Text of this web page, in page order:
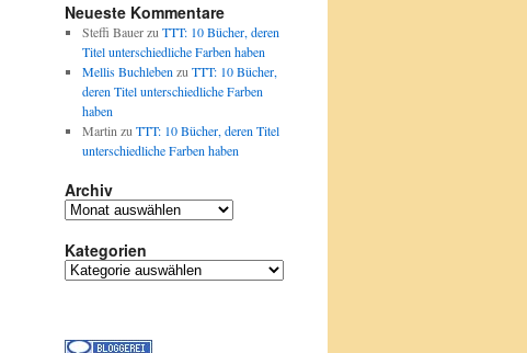
Neueste Kommentare
Steffi Bauerzu TTT: 10 Bücher, deren
Titel unterschiedliche Farben haben
Mellis Buchleben zu TTT: 10 Bücher,
deren Titel unterschiedliche Farben
haben
Martin zu TTT: 10 Bücher, deren Titel
unterschiedliche Farben haben
Archiv
Archiv
Kategorien
Kategorien